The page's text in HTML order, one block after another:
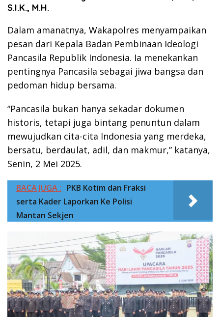
S.I.K., M.H.
Dalam amanatnya, Wakapolres menyampaikan
pesan dari Kepala Badan Pembinaan Ideologi
Pancasila Republik Indonesia. Ia menekankan
pentingnya Pancasila sebagai jiwa bangsa dan
pedoman hidup bersama.
“Pancasila bukan hanya sekadar dokumen
historis, tetapi juga bintang penuntun dalam
mewujudkan cita-cita Indonesia yang merdeka,
bersatu, berdaulat, adil, dan makmur,” katanya,
Senin, 2 Mei 2025.
BACA JUGA : PKB Kotim dan Fraksi
serta Kader Laporkan Ke Polisi
Mantan Sekjen